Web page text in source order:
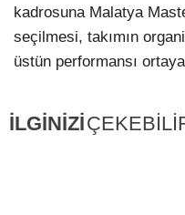
kadrosuna Malatya
seçilmesi, takımın
üstün performansı
İLGİNİZİ